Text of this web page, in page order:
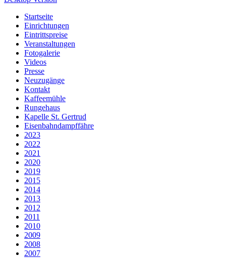
Startseite
Einrichtungen
Eintrittspreise
Veranstaltungen
Fotogalerie
Videos
Presse
Neuzugänge
Kontakt
Kaffeemühle
Rungehaus
Kapelle St. Gertrud
Eisenbahndampffähre
2023
2022
2021
2020
2019
2015
2014
2013
2012
2011
2010
2009
2008
2007